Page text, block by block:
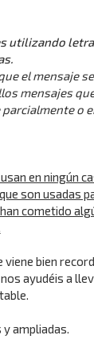
utilizando
el mensaje se
mensajes
o
en ningún
son usadas
cometido
viene bien
ayudéis a
ampliadas.